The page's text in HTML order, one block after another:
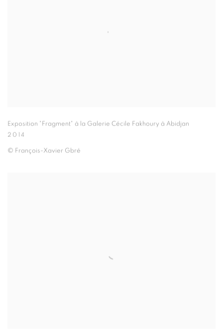
Exposition "Fragment" à la Galerie Cécile Fakhoury à Abidjan
2014
© François-Xavier Gbré